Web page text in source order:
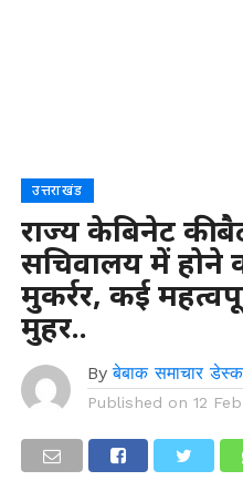
उत्तराखंड
राज्य केबिनेट की
सचिवालय में
मुकर्रर, कई
मुहर..
By बेबाक समाचार डेस्क
Published on 12